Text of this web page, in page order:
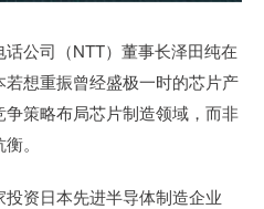
公司（NTT）董事长泽田纯在
想重振曾经盛极一时的芯片产
策略布局芯片制造领域，而非
。
资日本先进半导体制造企业